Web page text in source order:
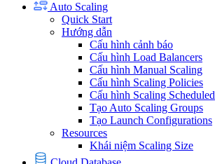
Auto Scaling
Quick Start
Hướng dẫn
Cấu hình cảnh báo
Cấu hình Load Balancers
Cấu hình Manual Scaling
Cấu hình Scaling Policies
Cấu hình Scaling Scheduled
Tạo Auto Scaling Groups
Tạo Launch Configurations
Resources
Khái niệm Scaling Size